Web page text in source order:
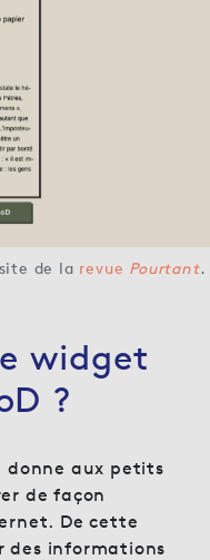
de la revue Pourtant.
widget
?
donne aux petits
de façon
De cette
des informations